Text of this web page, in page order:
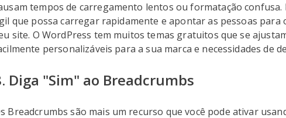
tempos de carregamento lentos ou formatação confusa.
que possa carregar rapidamente e apontar as pessoas para
site. O WordPress tem muitos temas gratuitos que se
personalizáveis para a sua marca e necessidades de
Diga "Sim" ao Breadcrumbs
Breadcrumbs são mais um recurso que você pode ativar